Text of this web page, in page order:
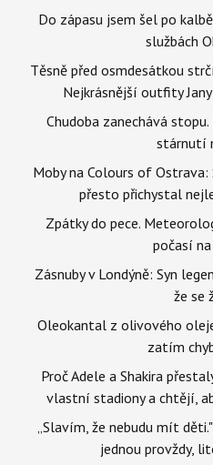
Do zápasu jsem šel po
službách
Těsně před osmdesátkou
Nejkrásnější outfity
Chudoba zanechává
stárnutí
Moby na Colours of
přesto přichystal
Zpátky do pece.
počasí
Zásnuby v Londýně: Syn
že se
Oleokantal z olivového
zatím
Proč Adele a Shakira
vlastní stadiony a chtějí,
„Slavím, že nebudu mít
jednou provždy,